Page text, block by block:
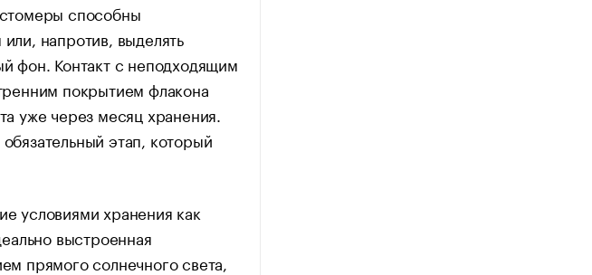
способны
напротив, выделять
фон. Контакт с неподходящим
покрытием флакона
уже через месяц хранения.
этап, который
условиями хранения как
выстроенная
прямого солнечного света,